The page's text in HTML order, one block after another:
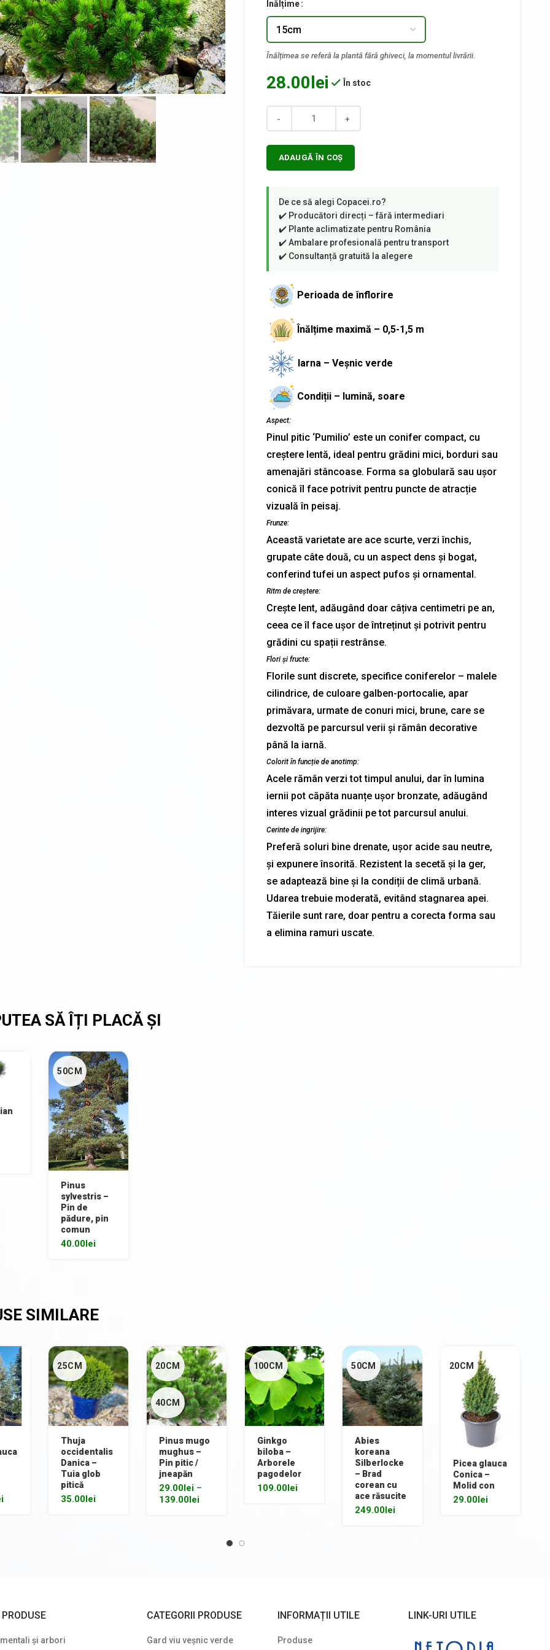
Înălțime
28.00lei În stoc
ADAUGĂ ÎN COȘ
Perioada de înflorire
Înălțime maximă – 0,5-1,5 m
Iarna – Veșnic verde
Condiții – lumină, soare
Aspect:
Pinul pitic ‘Pumilio’ este un conifer compact, cu
creștere lentă, ideal pentru grădini mici, borduri sau
amenajări stâncoase. Forma sa globulară sau ușor
conică îl face potrivit pentru puncte de atracție
vizuală în peisaj.
Frunze:
Această varietate are ace scurte, verzi închis,
grupate câte două, cu un aspect dens și bogat,
conferind tufei un aspect pufos și ornamental.
Ritm de creștere:
Crește lent, adăugând doar câțiva centimetri pe an,
ceea ce îl face ușor de întreținut și potrivit pentru
grădini cu spații restrânse.
Flori și fructe:
Florile sunt discrete, specifice coniferelor – malele
cilindrice, de culoare galben-portocalie, apar
primăvara, urmate de conuri mici, brune, care se
dezvoltă pe parcursul verii și rămân decorative
până la iarnă.
Colorit în funcție de anotimp:
Acele rămân verzi tot timpul anului, dar în lumina
iernii pot căpăta nuanțe ușor bronzate, adăugând
interes vizual grădinii pe tot parcursul anului.
Cerinte de ingrijire:
Preferă soluri bine drenate, ușor acide sau neutre,
și expunere însorită. Rezistent la secetă și la ger,
se adaptează bine și la condiții de climă urbană.
Udarea trebuie moderată, evitând stagnarea apei.
Tăierile sunt rare, doar pentru a corecta forma sau
a elimina ramuri uscate.
50CM
Pinus
sylvestris –
Pin de
pădure, pin
comun
40.00 lei
25CM
Thuja
occidentalis
Danica –
Tuia glob
pitică
35.00lei
20CM
40CM
Pinus mugo
mughus –
Pin pitic /
jneapăn
29.00lei–
139.00lei
100CM
Ginkgo
biloba –
Arborele
pagodelor
109.00lei
50CM
Abies
koreana
Silberlocke
– Brad
corean cu
ace răsucite
249.00lei
20CM
Picea glauca
Conica –
Molid con
29.00lei
și arbori
CATEGORII PRODUSE
Gard viu veșnic verde
INFORMAȚII UTILE
Produse
LINK-URI UTILE